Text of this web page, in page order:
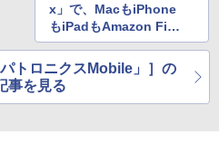
x」で、MacもiPhone
もiPadもAmazon Fire
HDも全部テレビにな
った！
トロニクスMobile」］の
事を見る